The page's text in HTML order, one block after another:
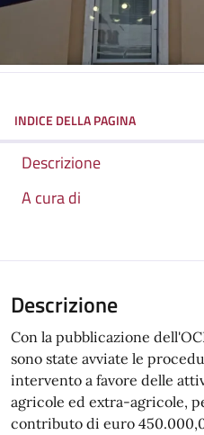
INDICE DELLA PAGINA
Descrizione
A cura di
Descrizione
Con la pubblicazione
sono state avviate le
intervento a favore delle
agricole ed extra-agricole,
contributo di euro